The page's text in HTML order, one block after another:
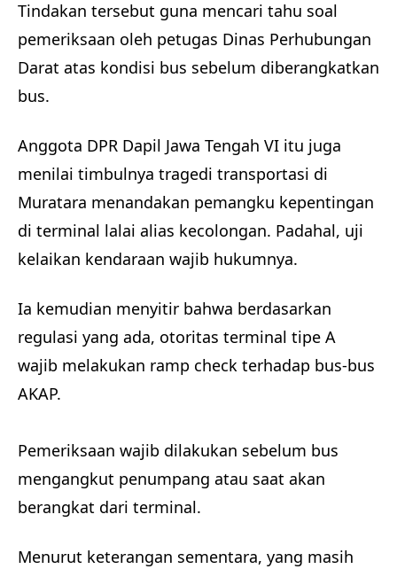
Tindakan tersebut guna mencari tahu soal
pemeriksaan oleh petugas Dinas Perhubungan
Darat atas kondisi bus sebelum diberangkatkan
bus.
Anggota DPR Dapil Jawa Tengah VI itu juga
menilai timbulnya tragedi transportasi di
Muratara menandakan pemangku kepentingan
di terminal lalai alias kecolongan. Padahal, uji
kelaikan kendaraan wajib hukumnya.
Ia kemudian menyitir bahwa berdasarkan
regulasi yang ada, otoritas terminal tipe A
wajib melakukan ramp check terhadap bus-bus
AKAP.
Pemeriksaan wajib dilakukan sebelum bus
mengangkut penumpang atau saat akan
berangkat dari terminal.
Menurut keterangan sementara, yang masih